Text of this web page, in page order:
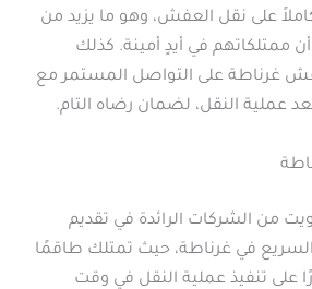
على نقل العفش، وهو ما يزيد من
ممتلكاتهم في أيدٍ أمينة. كذلك
غرناطة على التواصل المستمر مع
عملية النقل، لضمان رضاه التام.
من الشركات الرائدة في تقديم
في غرناطة، حيث تمتلك طاقمًا
على تنفيذ عملية النقل في وقت